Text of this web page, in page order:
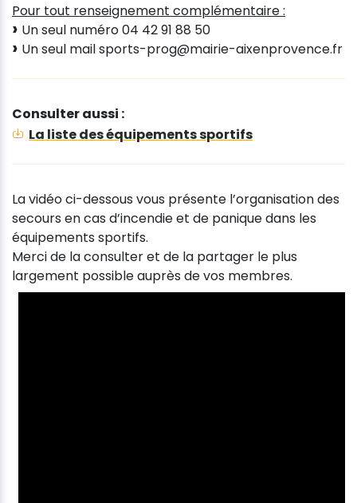
Pour tout renseignement complémentaire :
Un seul numéro 04 42 91 88 50
Un seul mail sports-prog@mairie-aixenprovence.fr
Consulter aussi :
La liste des équipements sportifs
La vidéo ci-dessous vous présente l’organisation des
secours en cas d’incendie et de panique dans les
équipements sportifs.
Merci de la consulter et de la partager le plus
largement possible auprès de vos membres.